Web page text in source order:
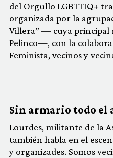
del Orgullo LGBTTIQ+
organizada por la
Villera” — cuya principal
Pelinco—, con la
Feminista, vecinos y
Sin armario todo el
Lourdes, militante de la
también habla en el
y organizades. Somos